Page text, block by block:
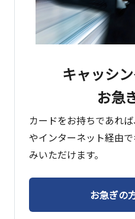
キャッシ
お急
カードをお持ちであれ
やインターネット経由
みいただけます。
お急ぎの